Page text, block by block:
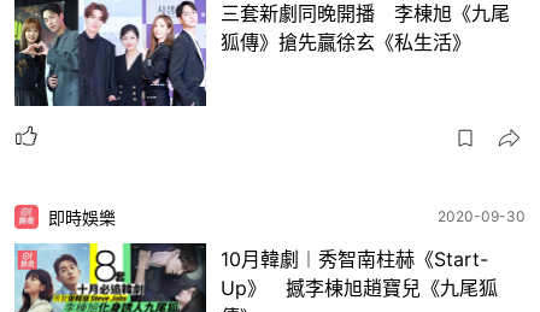
三套新劇同晚開播 李棟旭《九尾
狐傳》搶先贏徐玄《私生活》
即時娛樂 2020-09-30
10月韓劇︱秀智南柱赫《Start-
Up》 撼李棟旭趙寶兒《九尾狐